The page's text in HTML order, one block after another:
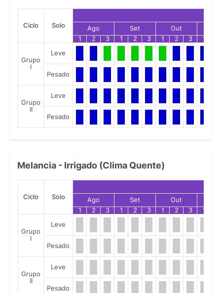
Ciclo Solo Ago Set Out
1
2 3 1 2 3 1 2 3 1
Grupo
I
Leve
Pesado
Grupo
II
Leve
Pesado
Melancia - Irrigado (Clima Quente)
Ciclo Solo Ago Set Out
1
2 3 1 2 3 1 2 3 1
Grupo
I
Leve
Pesado
Grupo
II
Leve
Pesado